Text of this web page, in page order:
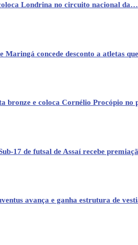
Londrina no circuito nacional da…
Maringá concede desconto a atletas
bronze e coloca Cornélio Procópio no
17 de futsal de Assaí recebe
avança e ganha estrutura de